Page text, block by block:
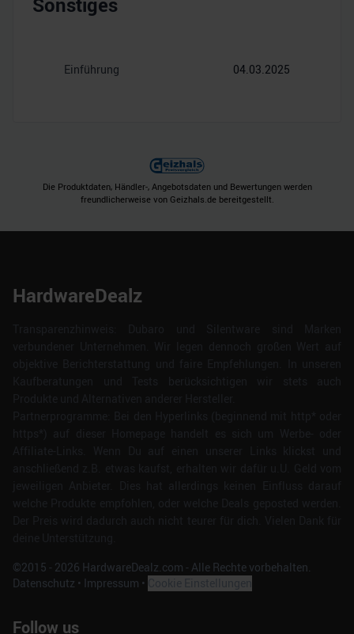
Einführung 04.03.2025
Die Produktdaten, Händler-, Angebotsdaten und Bewertungen werden
freundlicherweise von Geizhals.de bereitgestellt.
HardwareDealz
©2015 - 2026 HardwareDealz.com - Alle Rechte vorbehalten.
Datenschutz • Impressum •
Follow us